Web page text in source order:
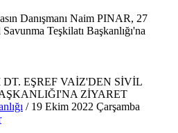
Danışmanı Naim PINAR, 27
Teşkilatı Başkanlığı'na
/ 19 Ekim 2022 Çarşamba